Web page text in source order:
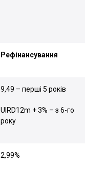
Рефінансування
9,49 – перші 5 років
UIRD12m + 3% – з 6-го
року
2,99%